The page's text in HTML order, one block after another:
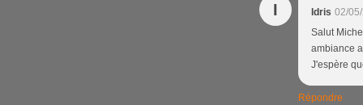
I Idris 02/
Salut
ambiance
J'espère
Répondre